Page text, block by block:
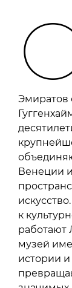
Эмиратов
Венеции
к
работают
музей
истории